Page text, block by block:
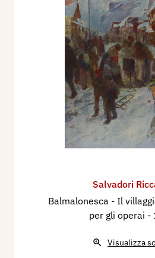
Salvadori
Balmalonesca - Il
per gli operai -
Visualizza